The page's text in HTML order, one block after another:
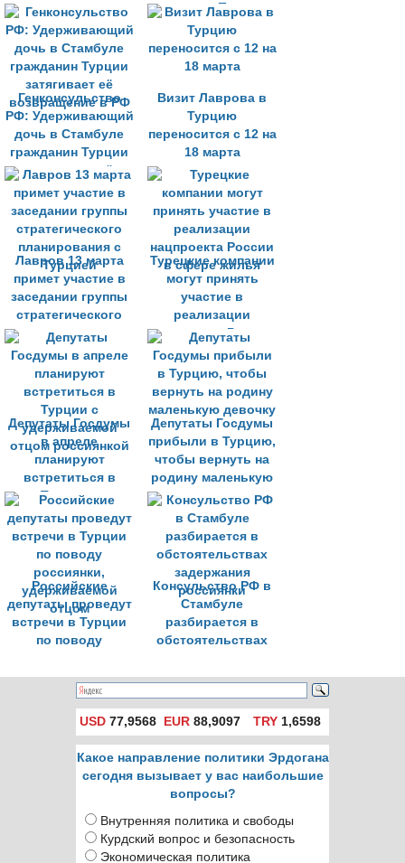
шутками с Путиным
Генконсульство
РФ: Удерживающий
дочь в Стамбуле
гражданин Турции
затягивает её
возвращение в РФ
Визит Лаврова в
Турцию
переносится с 12 на
18 марта
Лавров 13 марта
примет участие в
заседании группы
стратегического
планирования с
Турцией
Турецкие компании
могут принять
участие в
реализации
нацпроекта России
в сфере жилья
Депутаты Госдумы
в апреле
планируют
встретиться в
Турции с
удерживаемой
отцом россиянкой
Депутаты Госдумы
прибыли в Турцию,
чтобы вернуть на
родину маленькую
девочку
Российские
депутаты проведут
встречи в Турции
по поводу
удерживаемой
отцом
Консульство РФ в
Стамбуле
разбирается в
обстоятельствах
россиянки
USD 77,9568 EUR 88,9097 TRY1,6598
Какое направление политики Эрдогана
сегодня вызывает у вас наибольшие
вопросы?
Внутренняя политика и свободы
Курдский вопрос и безопасность
Экономическая политика